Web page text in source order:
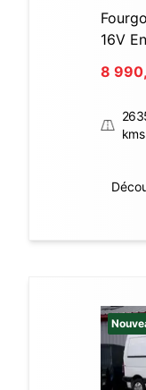
16V
8
kms